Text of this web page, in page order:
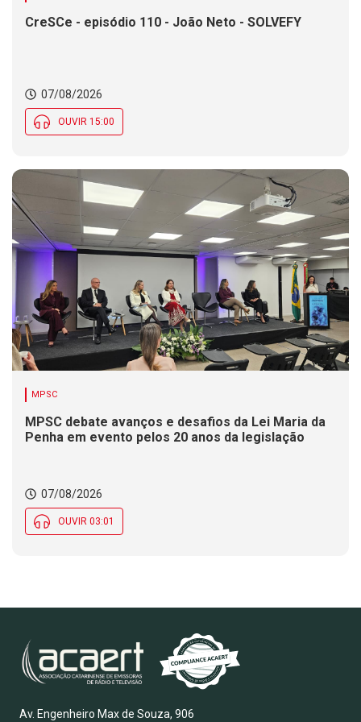
CreSCe - episódio 110 - João Neto - SOLVEFY
07/08/2026
OUVIR 15:00
MPSC
MPSC debate avanços e desafios da Lei Maria da
Penha em evento pelos 20 anos da legislação
07/08/2026
OUVIR 03:01
Av. Engenheiro Max de Souza, 906